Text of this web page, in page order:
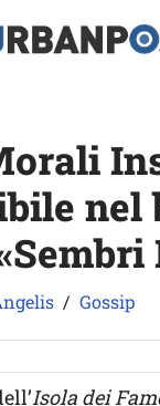
nel
Gossip
Isola dei